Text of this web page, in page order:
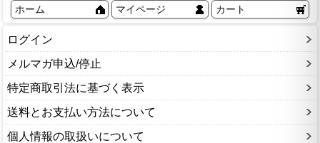
ホーム マイページ カート
ログイン
メルマガ申込/停止
特定商取引法に基づく表示
送料とお支払い方法について
個人情報の取扱いについて